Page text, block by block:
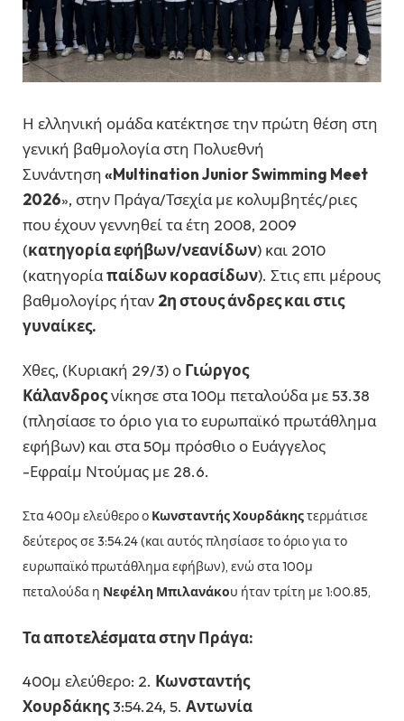
Η ελληνική ομάδα κατέκτησε την πρώτη θέση στη
γενική βαθμολογία στη Πολυεθνή
Συνάντηση«Multination Junior Swimming Meet
2026», στην Πράγα/Τσεχία με κολυμβητές/ριες
που έχουν γεννηθεί τα έτη 2008, 2009
(κατηγορία εφήβων/νεανίδων) και 2010
(κατηγορίαπαίδων κορασίδων). Στις επι μέρους
βαθμολογίρς ήταν 2η στους άνδρες και στις
γυναίκες.
Χθες, (Κυριακή 29/3) ο Γιώργος
Κάλανδροςνίκησε στα 100μ πεταλούδα με 53.38
(πλησίασε το όριο για το ευρωπαϊκό πρωτάθλημα
εφήβων) και στα 50μ πρόσθιο ο Ευάγγελος
-Εφραίμ Ντούμας με 28.6.
Στα 400μ ελεύθερο ο Κωνσταντής Χουρδάκηςτερμάτισε
δεύτερος σε 3:54.24 (και αυτός πλησίασε το όριο για το
ευρωπαϊκό πρωτάθλημα εφήβων), ενώ στα 100μ
πεταλούδα η Νεφέλη Μπιλανάκου ήταν τρίτη με 1:00.85,
Τα αποτελέσματα στην Πράγα:
400μ ελεύθερο: 2. Κωνσταντής
Χουρδάκης3:54.24, 5. Αντωνία